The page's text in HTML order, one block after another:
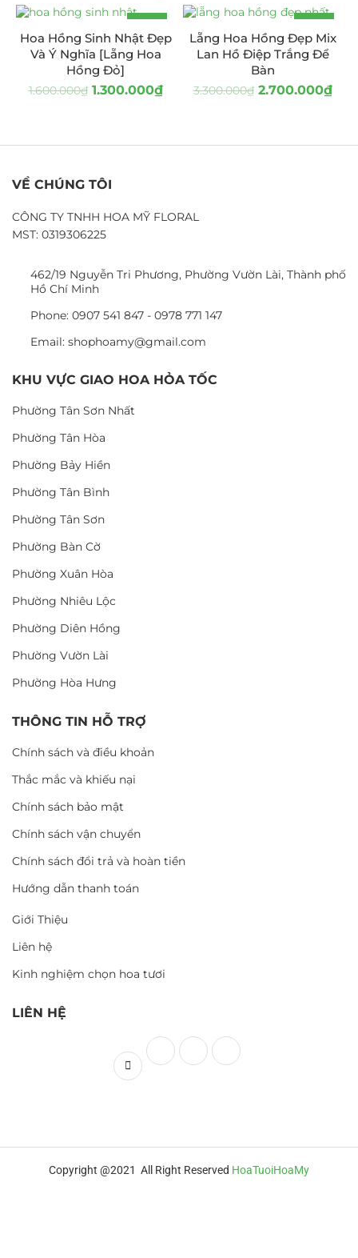
-19%
Hoa Hồng Sinh Nhật Đẹp
Và Ý Nghĩa [Lẵng Hoa
Hồng Đỏ]
1.600.000₫ 1.300.000₫
-18%
HOT
Lẵng Hoa Hồng Đẹp Mix
Lan Hồ Điệp Trắng Để
Bàn
3.300.000₫ 2.700.000₫
VỀ CHÚNG TÔI
CÔNG TY TNHH HOA MỸ FLORAL
MST: 0319306225
462/19 Nguyễn Tri Phương, Phường Vườn Lài, Thành phố
Hồ Chí Minh
Phone: 0907 541 847 - 0978 771 147
Email: shophoamy@gmail.com
KHU VỰC GIAO HOA HỎA TỐC
Phường Tân Sơn Nhất
Phường Tân Hòa
Phường Bảy Hiền
Phường Tân Bình
Phường Tân Sơn
Phường Bàn Cờ
Phường Xuân Hòa
Phường Nhiêu Lộc
Phường Diên Hồng
Phường Vườn Lài
Phường Hòa Hưng
THÔNG TIN HỖ TRỢ
Chính sách và điều khoản
Thắc mắc và khiếu nại
Chính sách bảo mật
Chính sách vận chuyển
Chính sách đổi trả và hoàn tiền
Hướng dẫn thanh toán
Giới Thiệu
Liên hệ
Kinh nghiệm chọn hoa tươi
LIÊN HỆ
Copyright @2021 All Right Reserved HoaTuoiHoaMy